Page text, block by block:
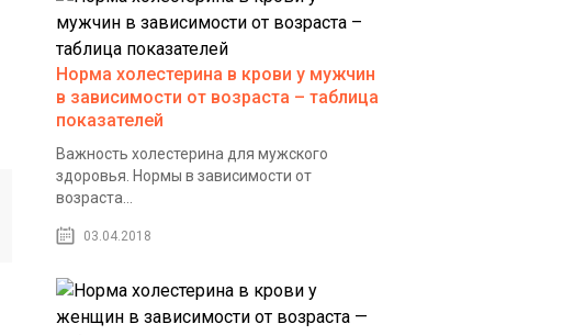
Норма холестерина в крови у мужчин
в зависимости от возраста – таблица
показателей
Важность холестерина для мужского
здоровья. Нормы в зависимости от
возраста...
03.04.2018